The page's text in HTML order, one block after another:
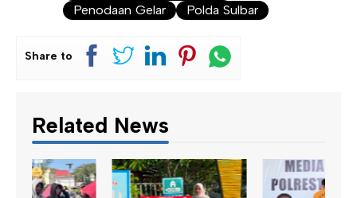
Penodaan Gelar
Polda Sulbar
Share to
Related News